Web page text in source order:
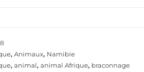
, Animaux, Namibie
, animal, animal Afrique, braconnage